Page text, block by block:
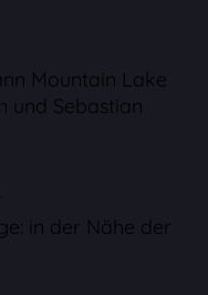
Mountain Lake
und Sebastian
in der Nähe der